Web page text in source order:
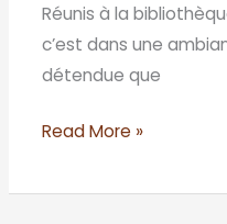
Réunis à la
c’est dans une
détendue que
Read More »